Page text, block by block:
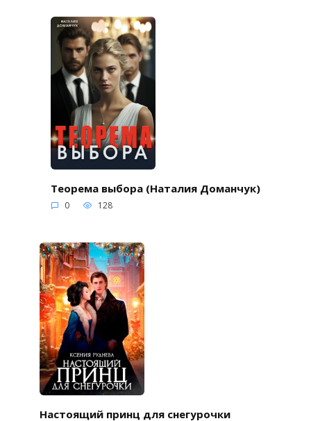
Теорема выбора (Наталия Доманчук)
0 128
Настоящий принц для снегурочки